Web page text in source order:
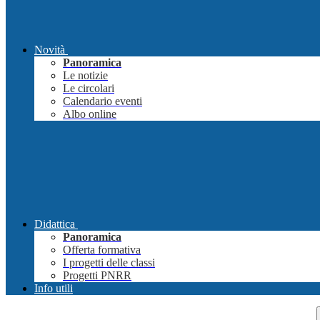
Novità
Panoramica
Le notizie
Le circolari
Calendario eventi
Albo online
Didattica
Panoramica
Offerta formativa
I progetti delle classi
Progetti PNRR
Info utili